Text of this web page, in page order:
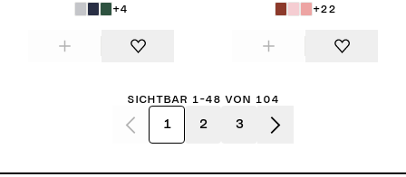
+4 +22
Sichtbar 1-48 von 104
1 2 3